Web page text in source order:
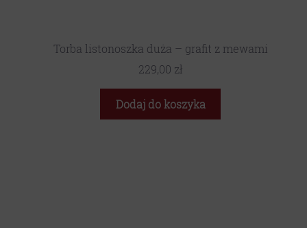
Torba listonoszka duża – grafit z mewami
229,00 zł
Dodaj do koszyka